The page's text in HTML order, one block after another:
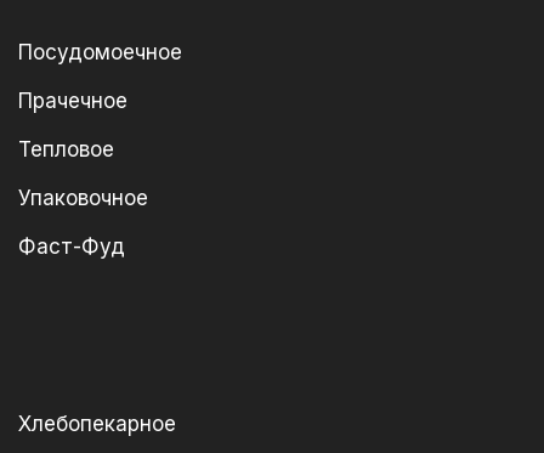
Посудомоечное
Прачечное
Тепловое
Упаковочное
Фаст-Фуд
Хлебопекарное